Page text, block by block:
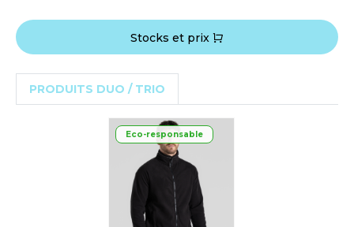
PROFESSIONNELLEStocks et prix
PRODUITS DUO / TRIO
Eco-responsable